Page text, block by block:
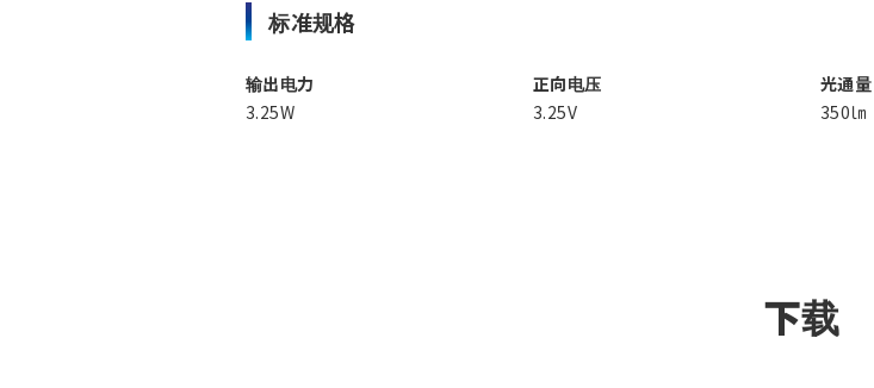
标准规格
输出电力
3.25W
正向电压
3.25V
光通量
350㏐
下载